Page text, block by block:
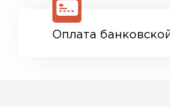
Оплата